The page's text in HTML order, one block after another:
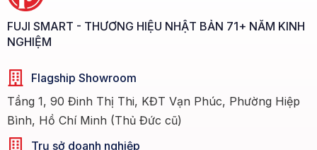
FUJI SMART - THƯƠNG HIỆU NHẬT BẢN 71+ NĂM KINH
NGHIỆM
Flagship Showroom
Tầng 1, 90 Đinh Thị Thi, KĐT Vạn Phúc, Phường Hiệp
Bình, Hồ Chí Minh (Thủ Đức cũ)
Trụ sở doanh nghiệp